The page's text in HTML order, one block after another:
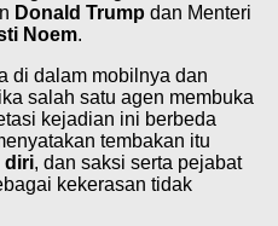
Donald Trump dan Menteri
Noem.
di dalam mobilnya dan
salah satu agen membuka
kejadian ini berbeda
tembakan itu
diri, dan saksi serta pejabat
kekerasan tidak